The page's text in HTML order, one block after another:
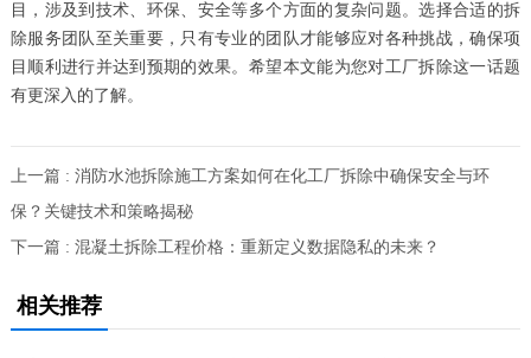
目，涉及到技术、环保、安全等多个方面的复杂问题。选择合适的拆
除服务团队至关重要，只有专业的团队才能够应对各种挑战，确保项
目顺利进行并达到预期的效果。希望本文能为您对工厂拆除这一话题
有更深入的了解。
上一篇 : 消防水池拆除施工方案如何在化工厂拆除中确保安全与环
保？关键技术和策略揭秘
下一篇 : 混凝土拆除工程价格：重新定义数据隐私的未来？
相关推荐